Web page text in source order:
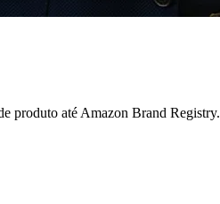
produto até Amazon Brand Registry.